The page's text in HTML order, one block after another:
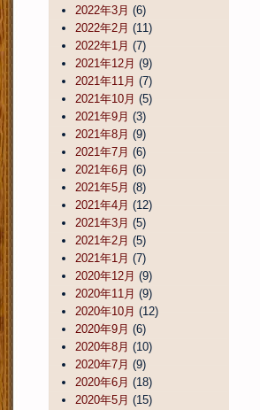
2022年3月 (6)
2022年2月 (11)
2022年1月 (7)
2021年12月 (9)
2021年11月 (7)
2021年10月 (5)
2021年9月 (3)
2021年8月 (9)
2021年7月 (6)
2021年6月 (6)
2021年5月 (8)
2021年4月 (12)
2021年3月 (5)
2021年2月 (5)
2021年1月 (7)
2020年12月 (9)
2020年11月 (9)
2020年10月 (12)
2020年9月 (6)
2020年8月 (10)
2020年7月 (9)
2020年6月 (18)
2020年5月 (15)